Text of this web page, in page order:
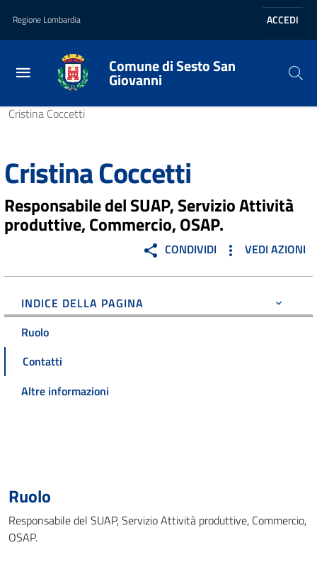
Vai al contenuto principale
Vai al footer
Regione Lombardia ACCEDI
Comune di Sesto San
Giovanni
Amministrazione
Cristina Coccetti
Cristina Coccetti
Responsabile del SUAP, Servizio Attività
produttive, Commercio, OSAP.
CONDIVIDI VEDI AZIONI
INDICE DELLA PAGINA
Ruolo
Contatti
Altre informazioni
Ruolo
Responsabile del SUAP, Servizio Attività produttive, Commercio,
OSAP.